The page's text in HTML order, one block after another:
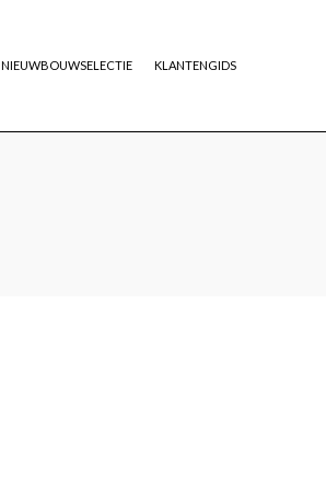
NIEUWBOUWSELECTIE KLANTENGIDS